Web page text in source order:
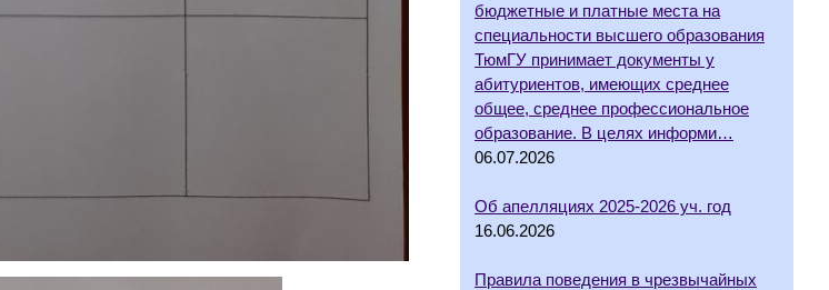
бюджетные и платные места на
специальности высшего образования
ТюмГУ принимает документы у
абитуриентов, имеющих среднее
общее, среднее профессиональное
образование. В целях информи…
06.07.2026
Об апелляциях 2025-2026 уч. год
16.06.2026
Правила поведения в чрезвычайных